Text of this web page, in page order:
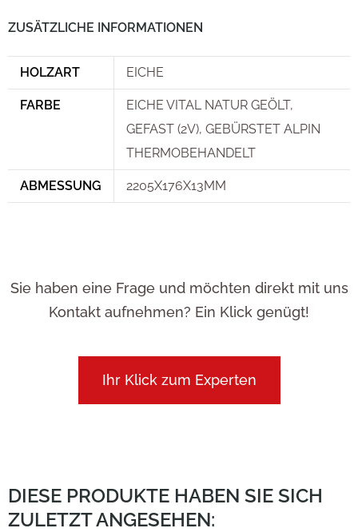
ZUSÄTZLICHE INFORMATIONEN
HOLZART EICHE
FARBE
EICHE VITAL NATUR GEÖLT,
GEFAST (2V), GEBÜRSTET ALPIN
THERMOBEHANDELT
ABMESSUNG 2205X176X13MM
Sie haben eine Frage und möchten direkt mit uns
Kontakt aufnehmen? Ein Klick genügt!
Ihr Klick zum Experten
DIESE PRODUKTE HABEN SIE SICH
ZULETZT ANGESEHEN: